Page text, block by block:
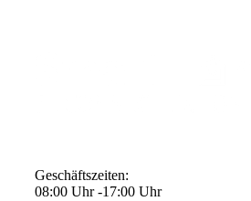
Geschäftszeiten:
08:00 Uhr -17:00 Uhr